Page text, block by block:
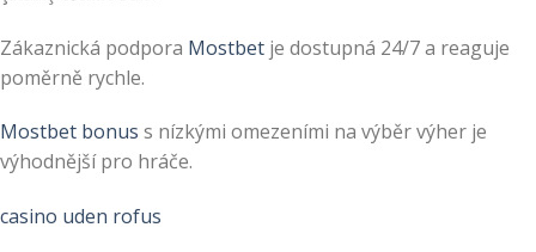
Zákaznická podpora Mostbet je dostupná 24/7 a reaguje
poměrně rychle.
Mostbet bonus s nízkými omezeními na výběr výher je
výhodnější pro hráče.
casino uden rofus